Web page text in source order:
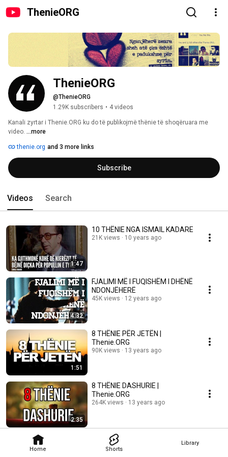
ThenieORG
Home Shorts
Library
ThenieORG
@ThenieORG
1.29K subscribers • 4 videos
Kanali zyrtar i Thenie.ORG ku do të publikojmë thënie të shoqëruara me
video. ...more
thenie.org and 3 more links
Subscribe
Videos Search
1:47
10 THËNIE NGA ISMAIL KADARE
21K views 10 years ago
4:32
FJALIMI MË I FUQISHËM I DHËNË
NDONJËHERË
45K views 12 years ago
1:51
8 THËNIE PËR JETËN |
Thenie.ORG
90K views 13 years ago
2:35
8 THËNIE DASHURIE |
Thenie.ORG
264K views 13 years ago